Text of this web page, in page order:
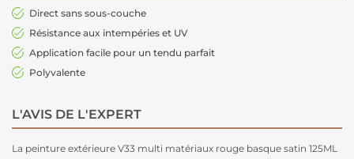
Direct sans sous-couche
Résistance aux intempéries et UV
Application facile pour un tendu parfait
Polyvalente
L'AVIS DE L'EXPERT
La peinture extérieure V33 multi matériaux rouge basque satin 125ML